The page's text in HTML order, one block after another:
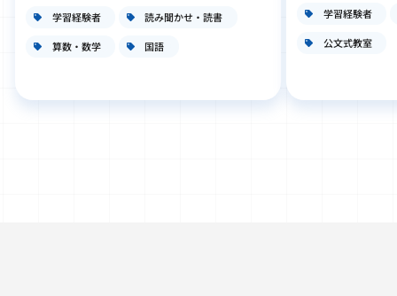
学習経験者 読み聞かせ・読書
算数・数学 国語
学習経験者
公文式教室